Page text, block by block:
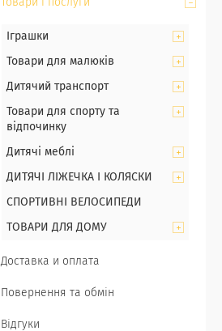
Товари і послуги
Іграшки
Товари для малюків
Дитячий транспорт
Товари для спорту та
відпочинку
Дитячі меблі
ДИТЯЧІ ЛІЖЕЧКА І КОЛЯСКИ
СПОРТИВНІ ВЕЛОСИПЕДИ
ТОВАРИ ДЛЯ ДОМУ
Доставка и оплата
Повернення та обмін
Відгуки